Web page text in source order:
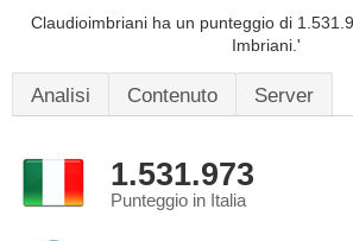
Claudioimbriani ha un punteggio di
Imbriani.'
Analisi Contenuto Server
1.531.973
Punteggio in Italia